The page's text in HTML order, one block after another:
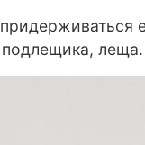
подлещика, леща.